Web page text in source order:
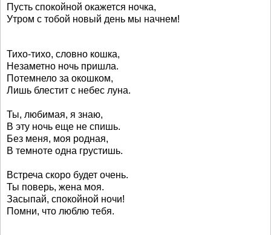
Пусть спокойной окажется ночка,
Утром с тобой новый день мы начнем!
Тихо-тихо, словно кошка,
Незаметно ночь пришла.
Потемнело за окошком,
Лишь блестит с небес луна.
Ты, любимая, я знаю,
В эту ночь еще не спишь.
Без меня, моя родная,
В темноте одна грустишь.
Встреча скоро будет очень.
Ты поверь, жена моя.
Засыпай, спокойной ночи!
Помни, что люблю тебя.